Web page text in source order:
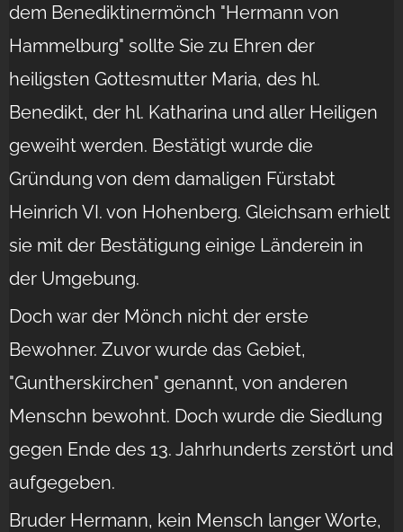
dem Benediktinermönch "Hermann von
Hammelburg" sollte Sie zu Ehren der
heiligsten Gottesmutter Maria, des hl.
Benedikt, der hl. Katharina und aller Heiligen
geweiht werden. Bestätigt wurde die
Gründung von dem damaligen Fürstabt
Heinrich VI. von Hohenberg. Gleichsam erhielt
sie mit der Bestätigung einige Länderein in
der Umgebung.
Doch war der Mönch nicht der erste
Bewohner. Zuvor wurde das Gebiet,
"Guntherskirchen" genannt, von anderen
Menschn bewohnt. Doch wurde die Siedlung
gegen Ende des 13. Jahrhunderts zerstört und
aufgegeben.
Bruder Hermann, kein Mensch langer Worte,